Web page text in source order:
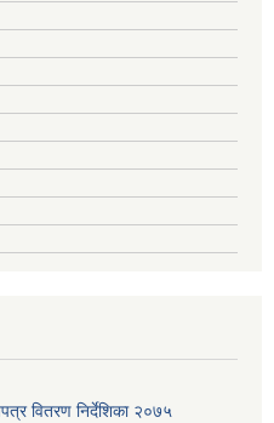
वितरण निर्देशिका २०७५